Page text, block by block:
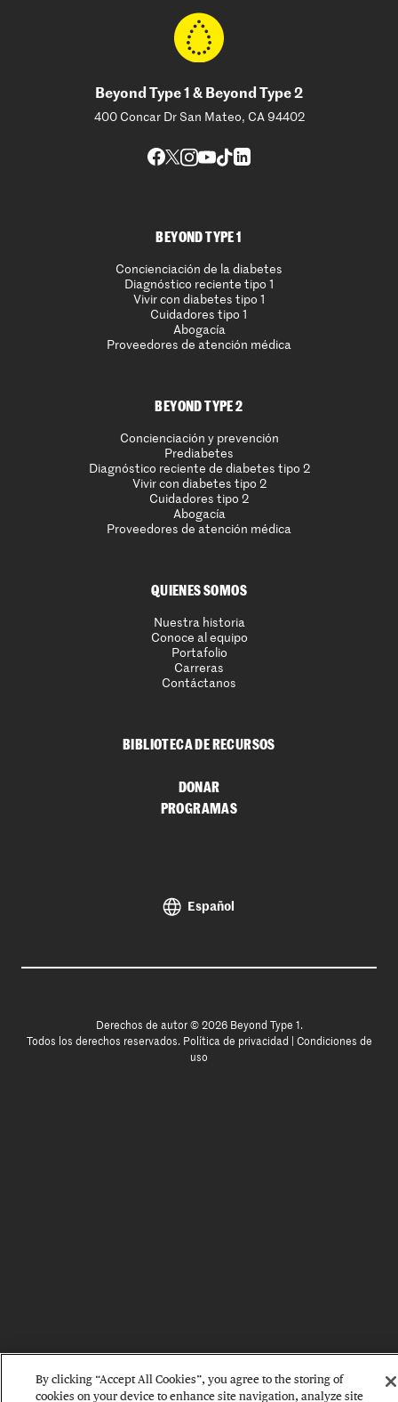
Beyond Type 1 & Beyond Type 2
400 Concar Dr San Mateo, CA 94402
BEYOND TYPE 1
Concienciación de la diabetes
Diagnóstico reciente tipo 1
Vivir con diabetes tipo 1
Cuidadores tipo 1
Abogacía
Proveedores de atención médica
BEYOND TYPE 2
Concienciación y prevención
Prediabetes
Diagnóstico reciente de diabetes tipo 2
Vivir con diabetes tipo 2
Cuidadores tipo 2
Abogacía
Proveedores de atención médica
QUIENES SOMOS
Nuestra historia
Conoce al equipo
Portafolio
Carreras
Contáctanos
BIBLIOTECA DE RECURSOS
DONAR
PROGRAMAS
Español
Derechos de autor © 2026 Beyond Type 1.
Todos los derechos reservados. Política de privacidad
Condiciones de
uso
By clicking “Accept All Cookies”, you agree to the storing of
cookies on your device to enhance site navigation, analyze site